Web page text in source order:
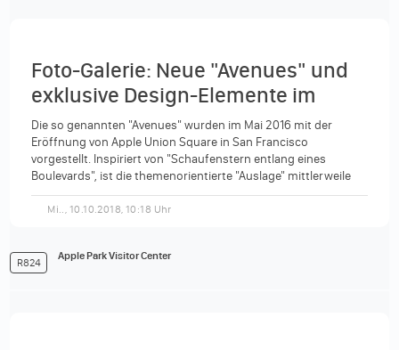
Foto-Galerie: Neue "Avenues" und
exklusive Design-Elemente im
Apple Park Visitor Center
Die so genannten "Avenues" wurden im Mai 2016 mit der
Eröffnung von Apple Union Square in San Francisco
vorgestellt. Inspiriert von "Schaufenstern entlang eines
Boulevards", ist die themenorientierte "Auslage" mittlerweile
ein fester...
Mi.., 10.10.2018, 10:18 Uhr
R824
Apple Park Visitor Center